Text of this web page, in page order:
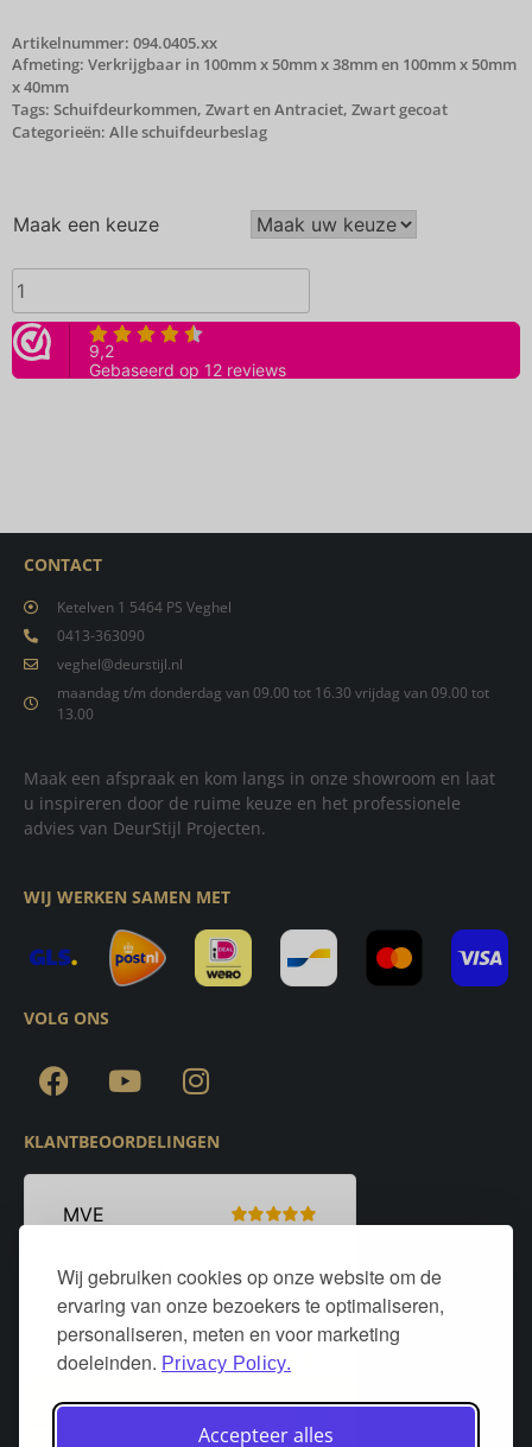
Wij gebruiken cookies op onze website om de
ervaring van onze bezoekers te optimaliseren,
personaliseren, meten en voor marketing
doeleinden. Privacy Policy.
Accepteer alles
Artikelnummer: 094.0405.xx
Afmeting: Verkrijgbaar in 100mm x 50mm x 38mm en 100mm x 50mm
x 40mm
Tags: Schuifdeurkommen, Zwart en Antraciet, Zwart gecoat
Categorieën: Alle schuifdeurbeslag
Maak een keuze
CONTACT
Ketelven 1 5464 PS Veghel
0413-363090
veghel@deurstijl.nl
maandag t/m donderdag van 09.00 tot 16.30 vrijdag van 09.00 tot
13.00
Maak een afspraak en kom langs in onze showroom en laat
u inspireren door de ruime keuze en het professionele
advies van DeurStijl Projecten.
WIJ WERKEN SAMEN MET
VOLG ONS
KLANTBEOORDELINGEN